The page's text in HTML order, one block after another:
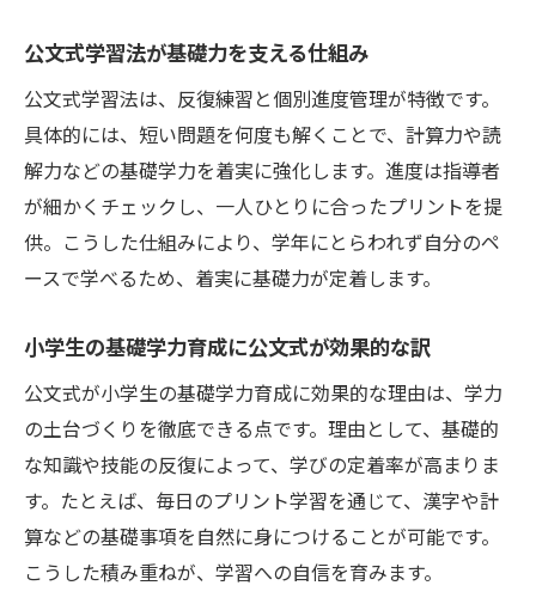
小学生に最適な塾選びで基礎学力を強化
自ら学ぶ力を育む公文式の特徴とは
公文式で小学生が基礎学力と自学力を同時
に伸ばす
自ら学ぶ姿勢を育てる公文式の学習特徴
小学生が身につける基礎学力と自律性の関
係
公文式は基礎学力と自立学習をどう伸ばす
小学生にとって公文式が基礎学力習得に最
適な理由
基礎学力と自学自習力が育つ公文式の強み
塾通いの頻度は小学生に最適か考える
小学生の基礎学力に合った塾通い頻度の目
公文式学習法が基礎力を支える仕組み
公文式学習法は、反復練習と個別進度管理が特徴です。
具体的には、短い問題を何度も解くことで、計算力や読
解力などの基礎学力を着実に強化します。進度は指導者
が細かくチェックし、一人ひとりに合ったプリントを提
供。こうした仕組みにより、学年にとらわれず自分のペ
ースで学べるため、着実に基礎力が定着します。
小学生の基礎学力育成に公文式が効果的な訳
公文式が小学生の基礎学力育成に効果的な理由は、学力
の土台づくりを徹底できる点です。理由として、基礎的
な知識や技能の反復によって、学びの定着率が高まりま
す。たとえば、毎日のプリント学習を通じて、漢字や計
算などの基礎事項を自然に身につけることが可能です。
こうした積み重ねが、学習への自信を育みます。